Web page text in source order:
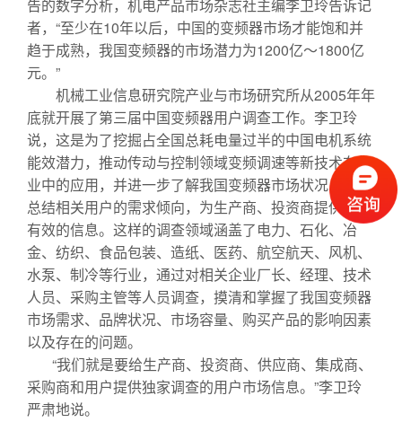
告的数字分析，机电产品市场杂志社主编李卫玲告诉记
者，“至少在10年以后，中国的变频器市场才能饱和并
趋于成熟，我国变频器的市场潜力为1200亿～1800亿
元。”
机械工业信息研究院产业与市场研究所从2005年年
底就开展了第三届中国变频器用户调查工作。李卫玲
说，这是为了挖掘占全国总耗电量过半的中国电机系统
能效潜力，推动传动与控制领域变频调速等新技术在行
业中的应用，并进一步了解我国变频器市场状况，分析
总结相关用户的需求倾向，为生产商、投资商提供真实
有效的信息。这样的调查领域涵盖了电力、石化、冶
金、纺织、食品包装、造纸、医药、航空航天、风机、
水泵、制冷等行业，通过对相关企业厂长、经理、技术
人员、采购主管等人员调查，摸清和掌握了我国变频器
市场需求、品牌状况、市场容量、购买产品的影响因素
以及存在的问题。
“我们就是要给生产商、投资商、供应商、集成商、
采购商和用户提供独家调查的用户市场信息。”李卫玲
严肃地说。